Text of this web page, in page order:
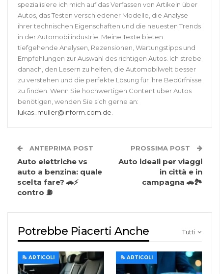
spezialisiere ich mich auf das Verfassen von Artikeln über
Autos, das Testen verschiedener Modelle, die Analyse
ihrer technischen Eigenschaften und die neuesten Trends
in der Automobilindustrie. Meine Texte bieten
tiefgehende Analysen, Rezensionen, Wartungstipps und
Empfehlungen zur Auswahl des richtigen Autos. Ich strebe
danach, den Lesern zu helfen, die Automobilwelt besser
zu verstehen und die perfekte Lösung für ihre Bedürfnisse
zu finden. Wenn Sie hochwertigen Content über Autos
benötigen, wenden Sie sich gerne an:
lukas_muller@inform.com.de.
ANTEPRIMA POST
Auto elettriche vs
auto a benzina: quale
scelta fare? 🚗⚡
contro ⛽
PROSSIMA POST
Auto ideali per viaggi
in città e in
campagna 🚗🏞️
Tutti
Potrebbe Piacerti Anche
📝 ARTICOLI 📝 ARTICOLI